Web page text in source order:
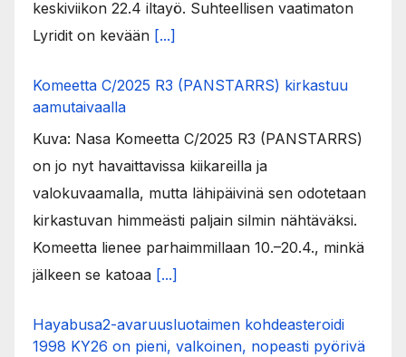
keskiviikon 22.4 iltayö. Suhteellisen vaatimaton
Lyridit on kevään [...]
Komeetta C/2025 R3 (PANSTARRS) kirkastuu
aamutaivaalla
Kuva: Nasa Komeetta C/2025 R3 (PANSTARRS)
on jo nyt havaittavissa kiikareilla ja
valokuvaamalla, mutta lähipäivinä sen odotetaan
kirkastuvan himmeästi paljain silmin nähtäväksi.
Komeetta lienee parhaimmillaan 10.–20.4., minkä
jälkeen se katoaa [...]
Hayabusa2-avaruusluotaimen kohdeasteroidi
1998 KY26 on pieni, valkoinen, nopeasti pyörivä